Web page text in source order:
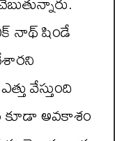
నాథ్ షిండే
వేస్తుంది
కూడా అవకాశం